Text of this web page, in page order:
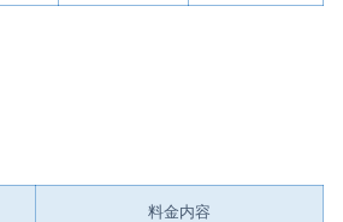
料金内容